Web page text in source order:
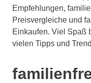
Empfehlungen,
Preisvergleiche und
Einkaufen. Viel Spaß
vielen Tipps und